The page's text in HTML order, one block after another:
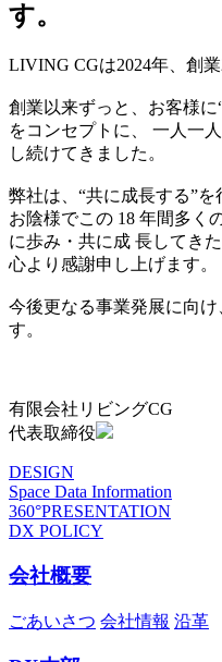
す。
LIVING CGは2024年、創業
創業以来ずっと、お客様
をコンセプトに、 一人一
し続けてきました。
弊社は、“共に成長する”を
お陰様でこの 18 年間多く
に歩み・共に成 長してき
心より感謝申し上げます。
今後更なる事業発展に向
す。
有限会社リビングCG
代表取締役
DESIGN
Space Data Information
360°PRESENTATION
DX POLICY
会社概要
ごあいさつ 会社情報 沿革